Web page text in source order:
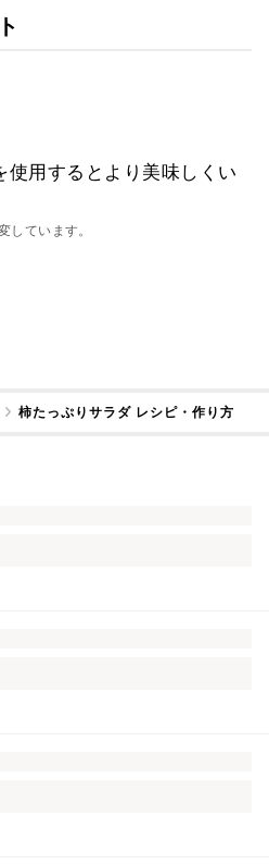
用するとより美味しくい
しています。
柿たっぷりサラダ レシピ・作り方